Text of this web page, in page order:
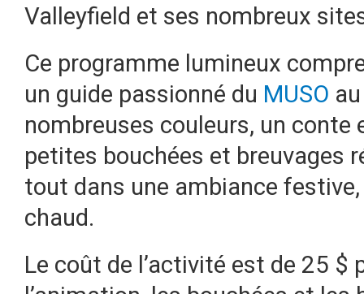
Valleyfield et ses nombreux
Ce programme lumineux
un guide passionné du MUSO
nombreuses couleurs, un
petites bouchées et breuvages
tout dans une ambiance
chaud.
Le coût de l’activité est de 25 $